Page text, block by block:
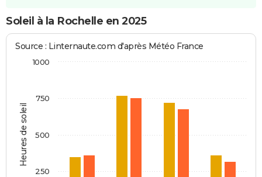
Soleil à la Rochelle en 2025
Heures de soleil
Source : Linternaute.com d'après Météo France
1000
250
500
750